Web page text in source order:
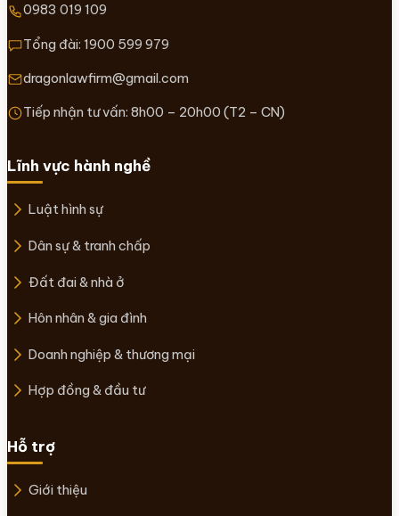
0983 019 109
Tổng đài: 1900 599 979
dragonlawfirm@gmail.com
Tiếp nhận tư vấn: 8h00 – 20h00 (T2 – CN)
Lĩnh vực hành nghề
Luật hình sự
Dân sự & tranh chấp
Đất đai & nhà ở
Hôn nhân & gia đình
Doanh nghiệp & thương mại
Hợp đồng & đầu tư
Hỗ trợ
Giới thiệu